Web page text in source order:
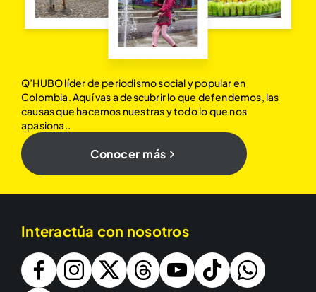
Q’HUBO líder de periodismo social y popular en
Colombia. Aquí vas a descubrir lo que defendemos, las
causas que hacemos nuestras y todo lo que nos
apasiona..
Conocer más
Interactúa con nosotros